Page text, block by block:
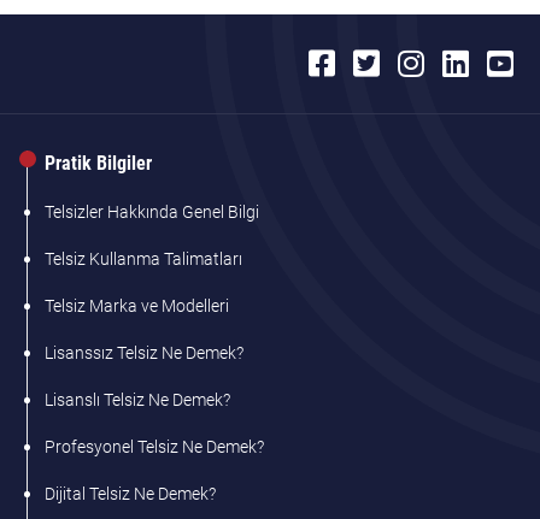
Pratik Bilgiler
Telsizler Hakkında Genel Bilgi
Telsiz Kullanma Talimatları
Telsiz Marka ve Modelleri
Lisanssız Telsiz Ne Demek?
Lisanslı Telsiz Ne Demek?
Profesyonel Telsiz Ne Demek?
Dijital Telsiz Ne Demek?